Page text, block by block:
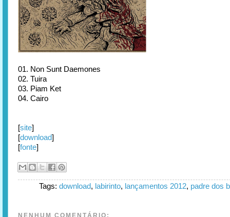
01. Non Sunt Daemones
02. Tuira
03. Piam Ket
04. Cairo
[site]
[download]
[fonte]
Tags: download, labirinto, lançamentos 2012, padre dos
NENHUM COMENTÁRIO: